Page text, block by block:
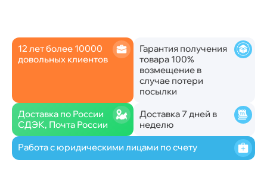
12 лет более 10000
довольных клиентов
Гарантия получения
товара 100%
возмещение в
случае потери
посылки
Доставка по России
СДЭК, Почта России
Доставка 7 дней в
неделю
Работа с юридическими лицами по счету